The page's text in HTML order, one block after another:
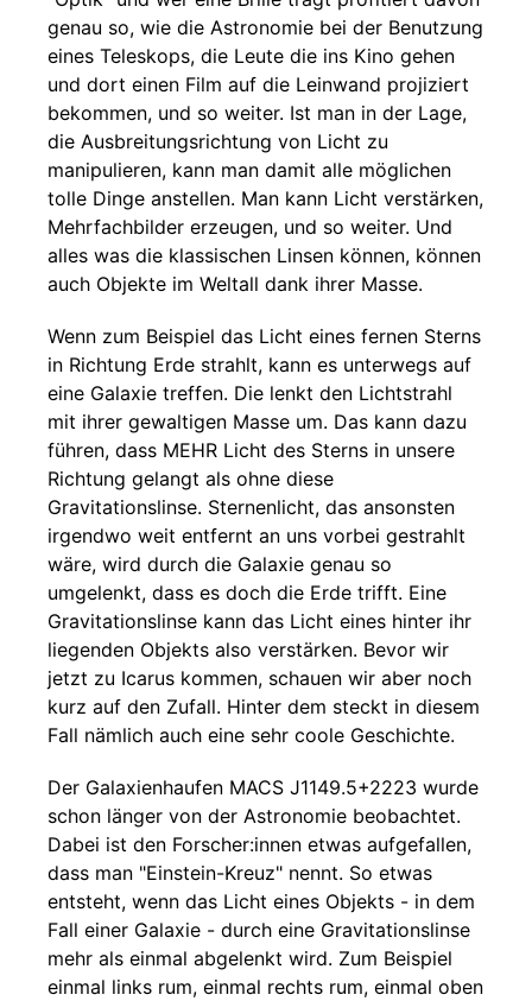
genau so, wie die Astronomie bei der Benutzung
eines Teleskops, die Leute die ins Kino gehen
und dort einen Film auf die Leinwand projiziert
bekommen, und so weiter. Ist man in der Lage,
die Ausbreitungsrichtung von Licht zu
manipulieren, kann man damit alle möglichen
tolle Dinge anstellen. Man kann Licht verstärken,
Mehrfachbilder erzeugen, und so weiter. Und
alles was die klassischen Linsen können, können
auch Objekte im Weltall dank ihrer Masse.
Wenn zum Beispiel das Licht eines fernen Sterns
in Richtung Erde strahlt, kann es unterwegs auf
eine Galaxie treffen. Die lenkt den Lichtstrahl
mit ihrer gewaltigen Masse um. Das kann dazu
führen, dass MEHR Licht des Sterns in unsere
Richtung gelangt als ohne diese
Gravitationslinse. Sternenlicht, das ansonsten
irgendwo weit entfernt an uns vorbei gestrahlt
wäre, wird durch die Galaxie genau so
umgelenkt, dass es doch die Erde trifft. Eine
Gravitationslinse kann das Licht eines hinter ihr
liegenden Objekts also verstärken. Bevor wir
jetzt zu Icarus kommen, schauen wir aber noch
kurz auf den Zufall. Hinter dem steckt in diesem
Fall nämlich auch eine sehr coole Geschichte.
Der Galaxienhaufen MACS J1149.5+2223 wurde
schon länger von der Astronomie beobachtet.
Dabei ist den Forscher:innen etwas aufgefallen,
dass man "Einstein-Kreuz" nennt. So etwas
entsteht, wenn das Licht eines Objekts - in dem
Fall einer Galaxie - durch eine Gravitationslinse
mehr als einmal abgelenkt wird. Zum Beispiel
einmal links rum, einmal rechts rum, einmal oben